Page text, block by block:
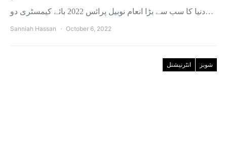
دنیا کا سب سے بڑا انعام نوبیل پرائس 2022 بائے کیمسٹری دو…
Sanniah Hassan October 6, 2022
انٹرنیشنل شوبز